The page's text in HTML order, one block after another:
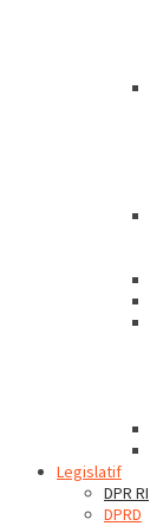
Legislatif
DPR RI
DPRD